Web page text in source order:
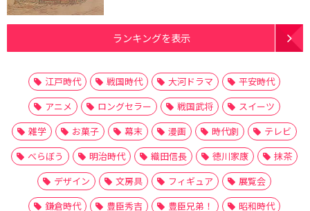
ランキングを表示
江戸時代 戦国時代 大河ドラマ
平安時代
アニメ
ロングセラー 戦国武将
スイーツ
雑学
お菓子 幕末 漫画 時代劇
テレビ
べらぼう
明治時代 織田信長 徳川家康
抹茶
デザイン
文房具 フィギュア
展覧会
鎌倉時代
豊臣秀吉 豊臣兄弟！
昭和時代